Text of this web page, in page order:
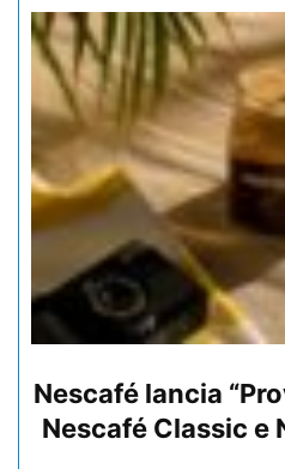
Nescafé lancia
Nescafé Classic e